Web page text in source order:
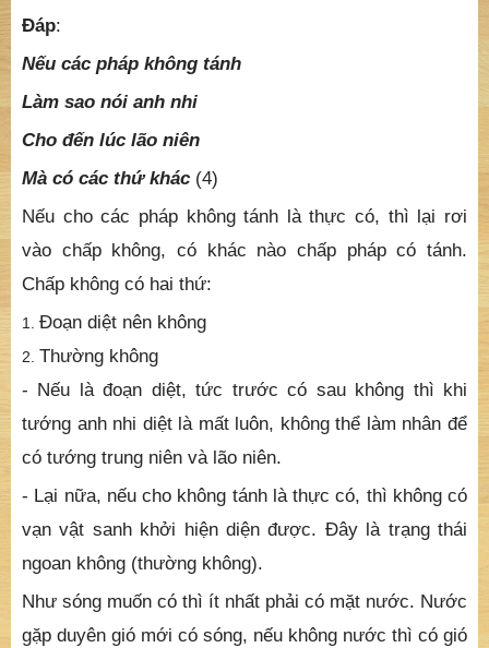
Đáp:
Nếu các pháp không tánh
Làm sao nói anh nhi
Cho đến lúc lão niên
Mà có các thứ khác (4)
Nếu cho các pháp không tánh là thực có, thì lại rơi
vào chấp không, có khác nào chấp pháp có tánh.
Chấp không có hai thứ:
Đoạn diệt nên không
Thường không
- Nếu là đoạn diệt, tức trước có sau không thì khi
tướng anh nhi diệt là mất luôn, không thể làm nhân để
có tướng trung niên và lão niên.
- Lại nữa, nếu cho không tánh là thực có, thì không có
vạn vật sanh khởi hiện diện được. Đây là trạng thái
ngoan không (thường không).
Như sóng muốn có thì ít nhất phải có mặt nước. Nước
gặp duyên gió mới có sóng, nếu không nước thì có gió